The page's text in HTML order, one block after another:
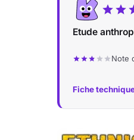
Etude
Note
Fiche